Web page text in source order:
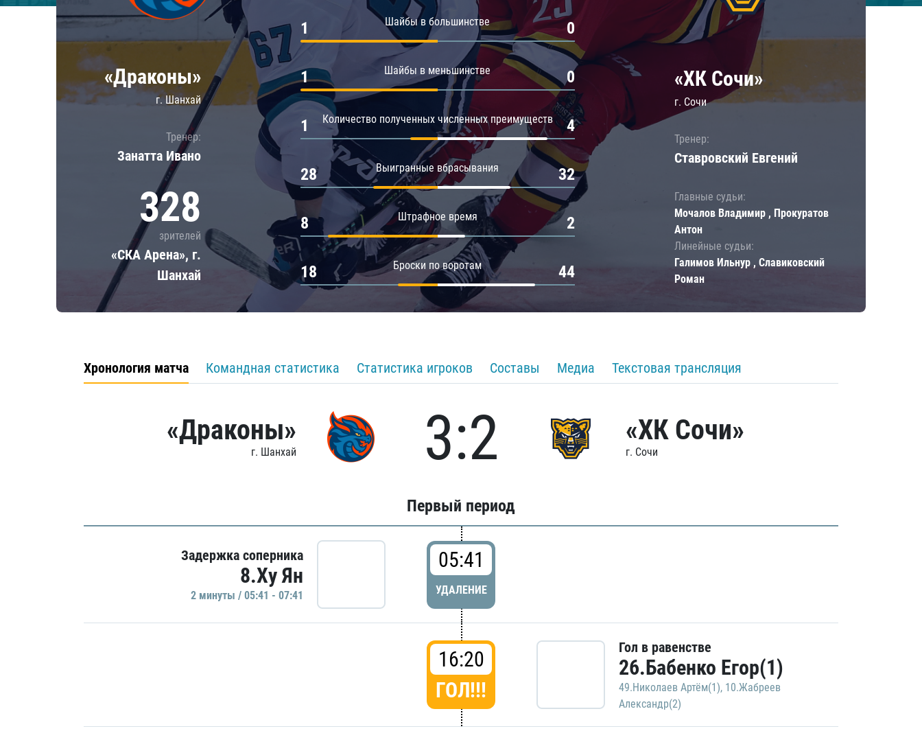
Локомотив
Шанхайские Драконы
Амур
Барыс
Салават Юлаев
«Драконы»
г. Шанхай
Тренер:
Занатта Иванo
328
зрителей
«СКА Арена», г.
Шанхай
Шайбы в большинстве
1 0
Шайбы в меньшинстве
1 0
Количество полученных численных преимуществ
1 4
Выигранные вбрасывания
28 32
Штрафное время
8 2
Броски по воротам
18 44
«ХК Сочи»
г. Сочи
Тренер:
Ставровский Евгений
Главные судьи:
Мочалов Владимир , Прокуратов
Антон
Линейные судьи:
Галимов Ильнур , Славиковский
Роман
Хронология матча Командная статистика Статистика игроков Составы Медиа Текстовая трансляция
«Драконы»
г. Шанхай 3:2 «ХК Сочи»
г. Сочи
Первый период
Задержка соперника
8.Ху Ян
2 минуты / 05:41 - 07:41
05:41
УДАЛЕНИЕ
16:20
ГОЛ!!!
Гол в равенстве
26.Бабенко Егор(1)
49.Николаев Артём(1), 10.Жабреев
Александр(2)